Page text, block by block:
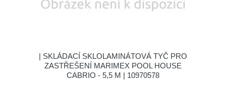
| SKLÁDACÍ SKLOLAMINÁTOVÁ TYČ PRO
ZASTŘEŠENÍ MARIMEX POOL HOUSE
CABRIO - 5,5 M | 10970578